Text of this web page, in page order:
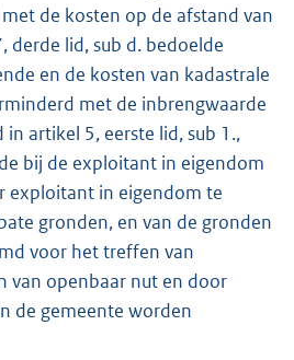
de kosten op de afstand van
derde lid, sub d. bedoelde
en de kosten van kadastrale
met de inbrengwaarde
in artikel 5, eerste lid, sub 1.,
bij de exploitant in eigendom
exploitant in eigendom te
gronden, en van de gronden
voor het treffen van
van openbaar nut en door
de gemeente worden